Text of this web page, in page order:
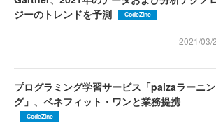
ジーのトレンドを予測
CodeZine
2021/03/
プログラミング学習サービス「paizaラーニン
グ」、ベネフィット・ワンと業務提携
CodeZine